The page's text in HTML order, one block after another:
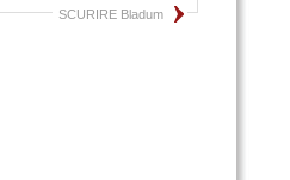
SCURIRE Bladum